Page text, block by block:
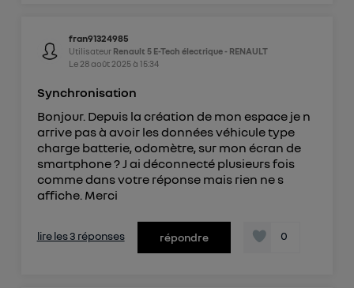
fran91324985
Utilisateur Renault 5 E-Tech électrique - RENAULT
Le 28 août 2025à 15:34
Synchronisation
Bonjour. Depuis la création de mon espace je n
arrive pas à avoir les données véhicule type
charge batterie, odomètre, sur mon écran de
smartphone ? J ai déconnecté plusieurs fois
comme dans votre réponse mais rien ne s
affiche. Merci
lire les 3 réponses répondre 0